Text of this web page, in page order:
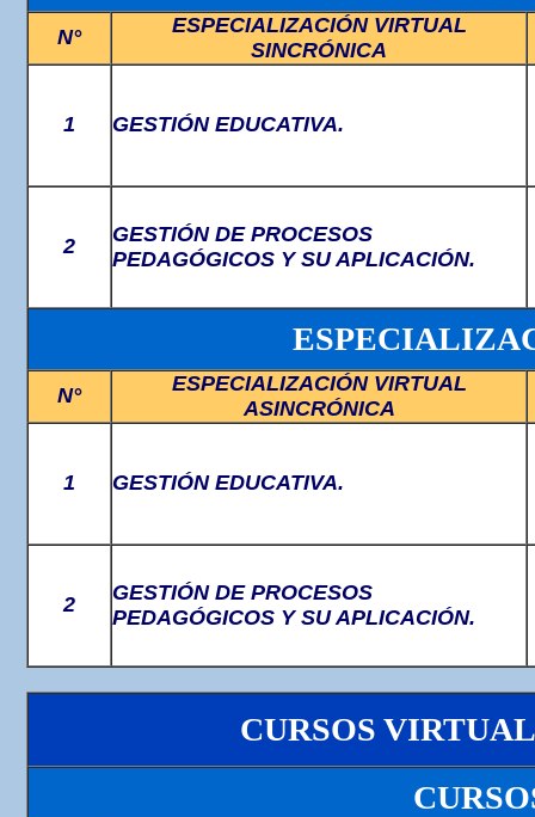
N°
ESPECIALIZACIÓN VIRTUAL
SINCRÓNICA
1 GESTIÓN EDUCATIVA.
2
GESTIÓN DE PROCESOS
PEDAGÓGICOS Y SU APLICACIÓN.
N°
ESPECIALIZACIÓN VIRTUAL
ASINCRÓNICA
1 GESTIÓN EDUCATIVA.
2
GESTIÓN DE PROCESOS
PEDAGÓGICOS Y SU APLICACIÓN.
CURSOS